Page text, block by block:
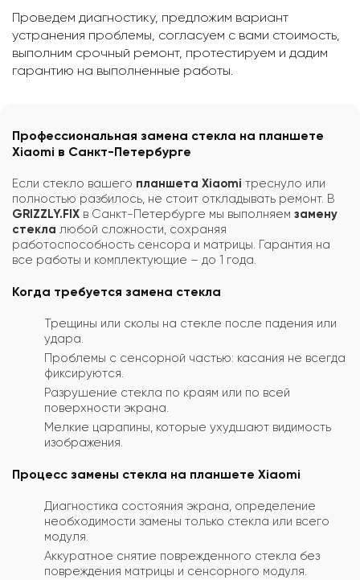
Проведем диагностику, предложим вариант
устранения проблемы, согласуем с вами стоимость,
выполним срочный ремонт, протестируем и дадим
гарантию на выполненные работы.
Профессиональная замена стекла на планшете
Xiaomi в Санкт-Петербурге
Если стекло вашего планшета Xiaomi треснуло или
полностью разбилось, не стоит откладывать ремонт. В
GRIZZLY.FIX в Санкт-Петербурге мы выполняем замену
стекла любой сложности, сохраняя
работоспособность сенсора и матрицы. Гарантия на
все работы и комплектующие – до 1 года.
Когда требуется замена стекла
Трещины или сколы на стекле после падения или
удара.
Проблемы с сенсорной частью: касания не всегда
фиксируются.
Разрушение стекла по краям или по всей
поверхности экрана.
Мелкие царапины, которые ухудшают видимость
изображения.
Процесс замены стекла на планшете Xiaomi
Диагностика состояния экрана, определение
необходимости замены только стекла или всего
модуля.
Аккуратное снятие поврежденного стекла без
повреждения матрицы и сенсорного модуля.